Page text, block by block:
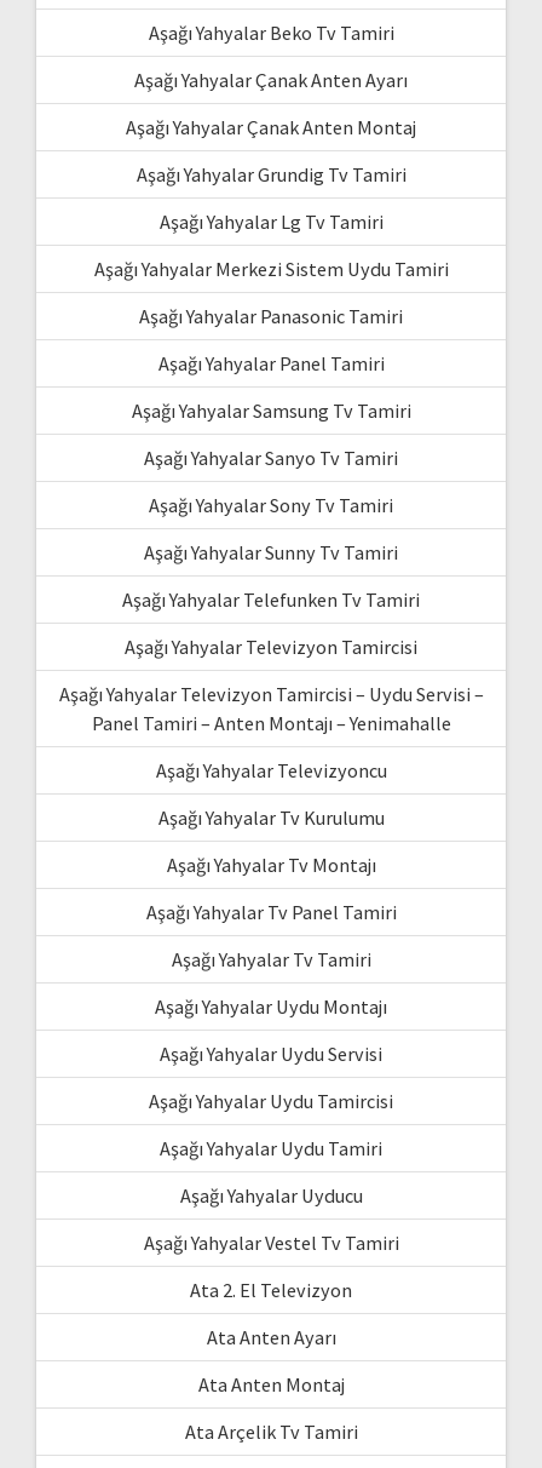
Aşağı Yahyalar Beko Tv Tamiri
Aşağı Yahyalar Çanak Anten Ayarı
Aşağı Yahyalar Çanak Anten Montaj
Aşağı Yahyalar Grundig Tv Tamiri
Aşağı Yahyalar Lg Tv Tamiri
Aşağı Yahyalar Merkezi Sistem Uydu Tamiri
Aşağı Yahyalar Panasonic Tamiri
Aşağı Yahyalar Panel Tamiri
Aşağı Yahyalar Samsung Tv Tamiri
Aşağı Yahyalar Sanyo Tv Tamiri
Aşağı Yahyalar Sony Tv Tamiri
Aşağı Yahyalar Sunny Tv Tamiri
Aşağı Yahyalar Telefunken Tv Tamiri
Aşağı Yahyalar Televizyon Tamircisi
Aşağı Yahyalar Televizyon Tamircisi – Uydu Servisi –
Panel Tamiri – Anten Montajı – Yenimahalle
Aşağı Yahyalar Televizyoncu
Aşağı Yahyalar Tv Kurulumu
Aşağı Yahyalar Tv Montajı
Aşağı Yahyalar Tv Panel Tamiri
Aşağı Yahyalar Tv Tamiri
Aşağı Yahyalar Uydu Montajı
Aşağı Yahyalar Uydu Servisi
Aşağı Yahyalar Uydu Tamircisi
Aşağı Yahyalar Uydu Tamiri
Aşağı Yahyalar Uyducu
Aşağı Yahyalar Vestel Tv Tamiri
Ata 2. El Televizyon
Ata Anten Ayarı
Ata Anten Montaj
Ata Arçelik Tv Tamiri